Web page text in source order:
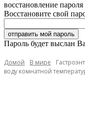
восстановление пароля
Восстановите свой
Пароль будет выслан
Домой В мире
воду комнатной